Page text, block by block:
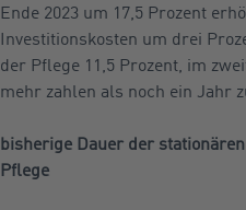
Ende 2023 um 17,5 Prozent
Investitionskosten um drei
der Pflege 11,5 Prozent, im
mehr zahlen als noch ein Jahr
bisherige Dauer der stationären
Pflege